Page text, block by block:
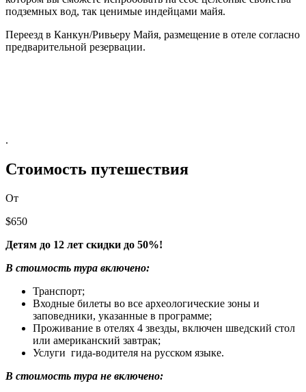
подземных вод, так ценимые индейцами майя.
Переезд в Канкун/Ривьеру Майя, размещение в отеле согласно
предварительной резервации.
.
Стоимость путешествия
От
$650
Детям до 12 лет скидки до 50%!
В стоимость тура включено:
Транспорт;
Входные билеты во все археологические зоны и
заповедники, указанные в программе;
Проживание в отелях 4 звезды, включен шведский стол
или американский завтрак;
Услуги гида-водителя на русском языке.
В стоимость тура не включено: